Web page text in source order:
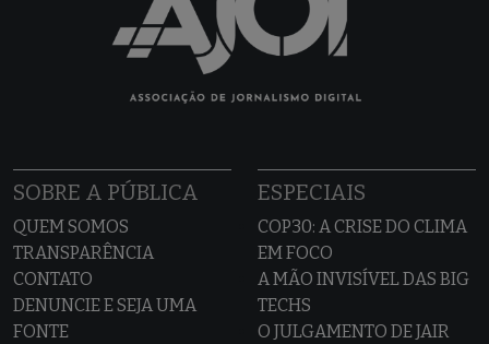
SOBRE A PÚBLICA
QUEM SOMOS
TRANSPARÊNCIA
CONTATO
DENUNCIE E SEJA UMA
FONTE
ESPECIAIS
COP30: A CRISE DO CLIMA
EM FOCO
A MÃO INVISÍVEL DAS BIG
TECHS
O JULGAMENTO DE JAIR